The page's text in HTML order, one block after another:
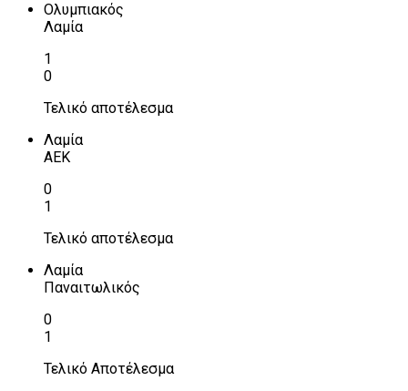
Ολυμπιακός
Λαμία
1
0
Τελικό αποτέλεσμα
Λαμία
ΑΕΚ
0
1
Τελικό αποτέλεσμα
Λαμία
Παναιτωλικός
0
1
Τελικό Αποτέλεσμα